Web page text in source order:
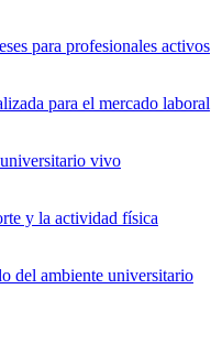
para profesionales activos
para el mercado laboral
vivo
y la actividad física
del ambiente universitario